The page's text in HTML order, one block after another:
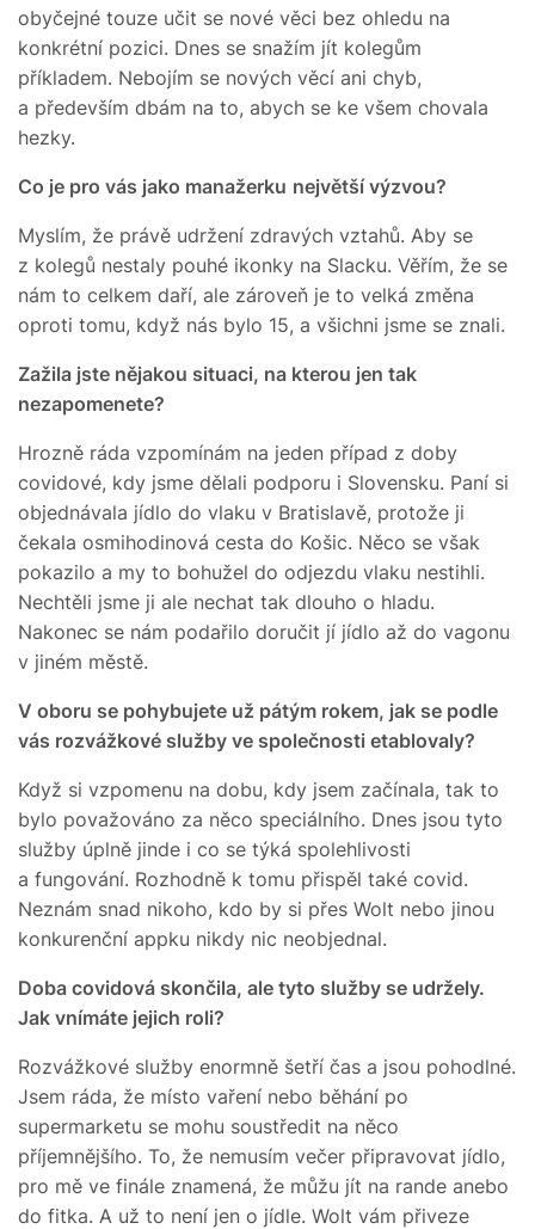
obyčejné touze učit se nové věci bez ohledu na
konkrétní pozici. Dnes se snažím jít kolegům
příkladem. Nebojím se nových věcí ani chyb,
a především dbám na to, abych se ke všem chovala
hezky.
Co je pro vás jako manažerku největší výzvou?
Myslím, že právě udržení zdravých vztahů. Aby se
z kolegů nestaly pouhé ikonky na Slacku. Věřím, že se
nám to celkem daří, ale zároveň je to velká změna
oproti tomu, když nás bylo 15, a všichni jsme se znali.
Zažila jste nějakou situaci, na kterou jen tak
nezapomenete?
Hrozně ráda vzpomínám na jeden případ z doby
covidové, kdy jsme dělali podporu i Slovensku. Paní si
objednávala jídlo do vlaku v Bratislavě, protože ji
čekala osmihodinová cesta do Košic. Něco se však
pokazilo a my to bohužel do odjezdu vlaku nestihli.
Nechtěli jsme ji ale nechat tak dlouho o hladu.
Nakonec se nám podařilo doručit jí jídlo až do vagonu
v jiném městě.
V oboru se pohybujete už pátým rokem, jak se podle
vás rozvážkové služby ve společnosti etablovaly?
Když si vzpomenu na dobu, kdy jsem začínala, tak to
bylo považováno za něco speciálního. Dnes jsou tyto
služby úplně jinde i co se týká spolehlivosti
a fungování. Rozhodně k tomu přispěl také covid.
Neznám snad nikoho, kdo by si přes Wolt nebo jinou
konkurenční appku nikdy nic neobjednal.
Doba covidová skončila, ale tyto služby se udržely.
Jak vnímáte jejich roli?
Rozvážkové služby enormně šetří čas a jsou pohodlné.
Jsem ráda, že místo vaření nebo běhání po
supermarketu se mohu soustředit na něco
příjemnějšího. To, že nemusím večer připravovat jídlo,
pro mě ve finále znamená, že můžu jít na rande anebo
do fitka. A už to není jen o jídle. Wolt vám přiveze